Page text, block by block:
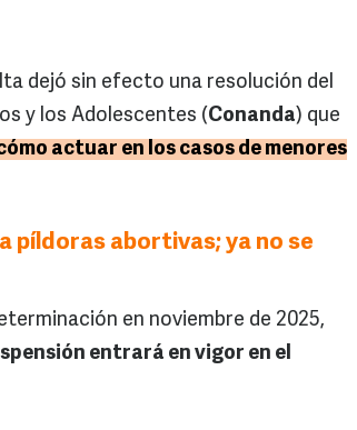
dejó sin efecto una resolución del
y los Adolescentes (Conanda) que
actuar en los casos de menores
píldoras abortivas; ya no se
en noviembre de 2025,
entrará en vigor en el